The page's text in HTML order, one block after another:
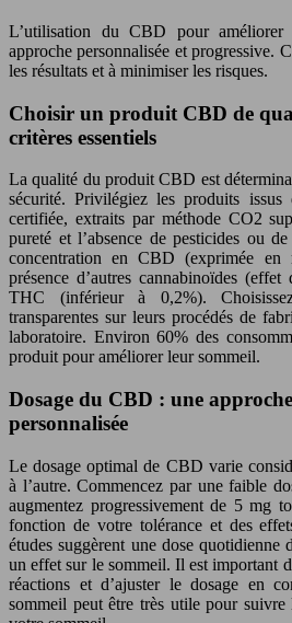
L’utilisation du CBD pour améliorer
approche personnalisée et progressive.
les résultats et à minimiser les risques.
Choisir un produit CBD de
critères essentiels
La qualité du produit CBD est
sécurité. Privilégiez les produits issus
certifiée, extraits par méthode CO2
pureté et l’absence de pesticides ou
concentration en CBD (exprimée en
présence d’autres cannabinoïdes
THC (inférieur à 0,2%).
transparentes sur leurs procédés de
laboratoire. Environ 60% des
produit pour améliorer leur sommeil.
Dosage du CBD : une
personnalisée
Le dosage optimal de CBD varie
à l’autre. Commencez par une faible
augmentez progressivement de 5 mg
fonction de votre tolérance et des
études suggèrent une dose
un effet sur le sommeil. Il est important
réactions et d’ajuster le dosage en
sommeil peut être très utile pour